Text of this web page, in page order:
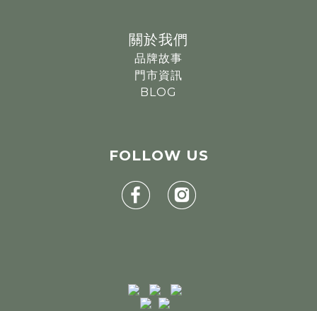
關於我們
品牌故事
門市資訊
BLOG
FOLLOW US